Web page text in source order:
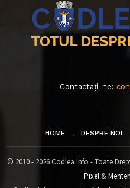
Contactați-ne:
HOME DESPRE NOI
© 2010 - 2026 Codlea Info - Toate
Pixel&